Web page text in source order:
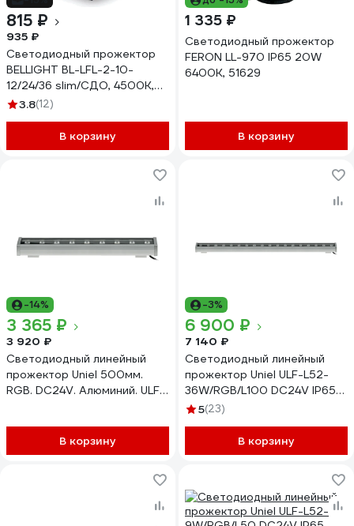
815 ₽
935 ₽
Светодиодный прожектор
BELLIGHT BL-LFL-2-10-
12/24/36 slim/СДО, 4500К,
800 Lm, IP65 71712110
3.8(12)
В корзину
1 335 ₽
Светодиодный прожектор
FERON LL-970 IP65 20W
6400K, 51629
В корзину
-14%
3 365 ₽
3 920 ₽
Светодиодный линейный
прожектор Uniel 500мм.
RGB. DC24V. Алюминий. ULF-
В корзину
-3%
6 900 ₽
7 140 ₽
Светодиодный линейный
прожектор Uniel ULF-L52-
36W/RGB/L100 DC24V IP65
SILVER UL-00008368
5(23)
В корзину